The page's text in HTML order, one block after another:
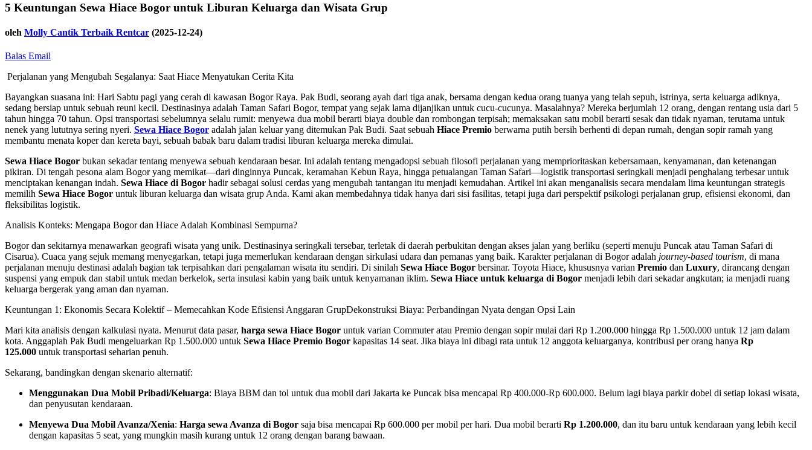
5 Keuntungan Sewa Hiace Bogor untuk Liburan Keluarga dan Wisata Grup
oleh Molly Cantik Terbaik Rentcar (2025-12-24)
Balas Email
Perjalanan yang Mengubah Segalanya: Saat Hiace Menyatukan Cerita Kita
Bayangkan suasana ini: Hari Sabtu pagi yang cerah di kawasan Bogor Raya. Pak Budi, seorang ayah dari tiga anak, bersama dengan kedua orang tuanya yang telah sepuh, istrinya, serta keluarga adiknya,
sedang bersiap untuk sebuah reuni kecil. Destinasinya adalah Taman Safari Bogor, tempat yang sejak lama dijanjikan untuk cucu-cucunya. Masalahnya? Mereka berjumlah 12 orang, dengan rentang usia dari 5
tahun hingga 70 tahun. Opsi transportasi sebelumnya selalu rumit: menyewa dua mobil berarti biaya double dan rombongan terpisah; memaksakan satu mobil berarti sesak dan tidak nyaman, terutama untuk
nenek yang lututnya sering nyeri. Sewa Hiace Bogor adalah jalan keluar yang ditemukan Pak Budi. Saat sebuah Hiace Premio berwarna putih bersih berhenti di depan rumah, dengan sopir ramah yang
membantu menata koper dan kereta bayi, sebuah babak baru dalam tradisi liburan keluarga mereka dimulai.
Sewa Hiace Bogor bukan sekadar tentang menyewa sebuah kendaraan besar. Ini adalah tentang mengadopsi sebuah filosofi perjalanan yang memprioritaskan kebersamaan, kenyamanan, dan ketenangan
pikiran. Di tengah pesona alam Bogor yang memikat—dari dinginnya Puncak, keramahan Kebun Raya, hingga petualangan Taman Safari—logistik transportasi seringkali menjadi penghalang terbesar untuk
menciptakan kenangan indah. Sewa Hiace di Bogor hadir sebagai solusi cerdas yang mengubah tantangan itu menjadi kemudahan. Artikel ini akan menganalisis secara mendalam lima keuntungan strategis
memilih Sewa Hiace Bogor untuk liburan keluarga dan wisata grup Anda. Kami akan membedahnya tidak hanya dari sisi fasilitas, tetapi juga dari perspektif psikologi perjalanan grup, efisiensi ekonomi, dan
fleksibilitas logistik.
Analisis Konteks: Mengapa Bogor dan Hiace Adalah Kombinasi Sempurna?
Bogor dan sekitarnya menawarkan geografi wisata yang unik. Destinasinya seringkali tersebar, terletak di daerah perbukitan dengan akses jalan yang berliku (seperti menuju Puncak atau Taman Safari di
Cisarua). Cuaca yang sejuk memang menyegarkan, tetapi juga memerlukan kendaraan dengan sirkulasi udara dan pemanas yang baik. Karakter perjalanan di Bogor adalah journey-based tourism, di mana
perjalanan menuju destinasi adalah bagian tak terpisahkan dari pengalaman wisata itu sendiri. Di sinilah Sewa Hiace Bogor bersinar. Toyota Hiace, khususnya varian Premio dan Luxury, dirancang dengan
suspensi yang empuk dan stabil untuk medan berkelok, serta insulasi kabin yang baik untuk kenyamanan iklim. Sewa Hiace untuk keluarga di Bogor menjadi lebih dari sekadar angkutan; ia menjadi ruang
keluarga bergerak yang aman dan nyaman.
Keuntungan 1: Ekonomis Secara Kolektif – Memecahkan Kode Efisiensi Anggaran GrupDekonstruksi Biaya: Perbandingan Nyata dengan Opsi Lain
Mari kita analisis dengan kalkulasi nyata. Menurut data pasar, harga sewa Hiace Bogor untuk varian Commuter atau Premio dengan sopir mulai dari Rp 1.200.000 hingga Rp 1.500.000 untuk 12 jam dalam
kota. Anggaplah Pak Budi mengeluarkan Rp 1.500.000 untuk Sewa Hiace Premio Bogor kapasitas 14 seat. Jika biaya ini dibagi rata untuk 12 anggota keluarganya, kontribusi per orang hanya Rp
125.000 untuk transportasi seharian penuh.
Sekarang, bandingkan dengan skenario alternatif:
Menggunakan Dua Mobil Pribadi/Keluarga: Biaya BBM dan tol untuk dua mobil dari Jakarta ke Puncak bisa mencapai Rp 400.000-Rp 600.000. Belum lagi biaya parkir dobel di setiap lokasi wisata,
dan penyusutan kendaraan.
Menyewa Dua Mobil Avanza/Xenia: Harga sewa Avanza di Bogor saja bisa mencapai Rp 600.000 per mobil per hari. Dua mobil berarti Rp 1.200.000, dan itu baru untuk kendaraan yang lebih kecil
dengan kapasitas 5 seat, yang mungkin masih kurang untuk 12 orang dengan barang bawaan.